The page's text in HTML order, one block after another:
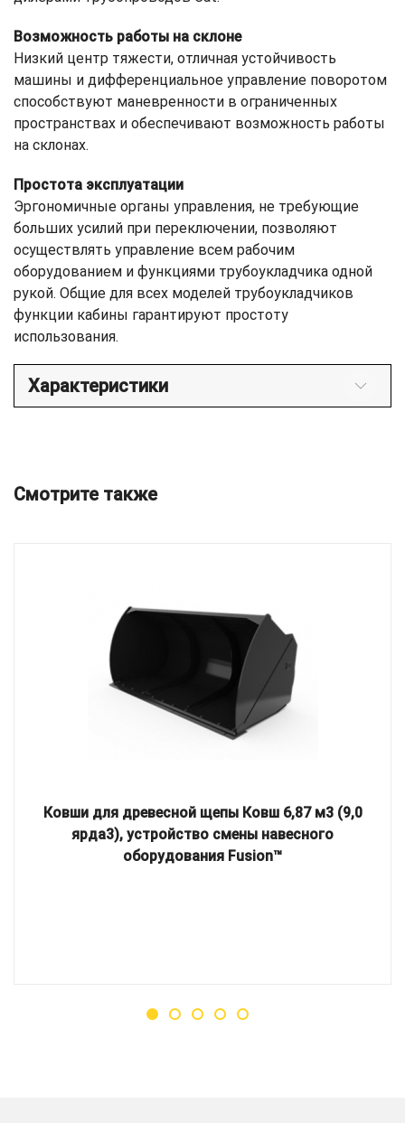
Возможность работы на склоне
Низкий центр тяжести, отличная устойчивость
машины и дифференциальное управление поворотом
способствуют маневренности в ограниченных
пространствах и обеспечивают возможность работы
на склонах.
Простота эксплуатации
Эргономичные органы управления, не требующие
больших усилий при переключении, позволяют
осуществлять управление всем рабочим
оборудованием и функциями трубоукладчика одной
рукой. Общие для всех моделей трубоукладчиков
функции кабины гарантируют простоту
использования.
Характеристики
Смотрите также
Ковши для древесной щепы Ковш 6,87 м3 (9,0
ярда3), устройство смены навесного
оборудования Fusion™